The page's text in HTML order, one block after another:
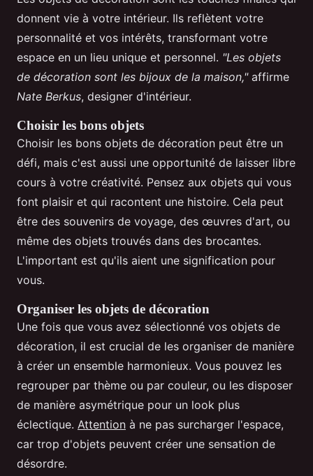
donnent vie à votre intérieur. Ils reflètent votre
personnalité et vos intérêts, transformant votre
espace en un lieu unique et personnel. "Les objets
de décoration sont les bijoux de la maison,"affirme
Nate Berkus, designer d'intérieur.
Choisir les bons objets
Choisir les bons objets de décoration peut être un
défi, mais c'est aussi une opportunité de laisser libre
cours à votre créativité. Pensez aux objets qui vous
font plaisir et qui racontent une histoire. Cela peut
être des souvenirs de voyage, des œuvres d'art, ou
même des objets trouvés dans des brocantes.
L'important est qu'ils aient une signification pour
vous.
Organiser les objets de décoration
Une fois que vous avez sélectionné vos objets de
décoration, il est crucial de les organiser de manière
à créer un ensemble harmonieux. Vous pouvez les
regrouper par thème ou par couleur, ou les disposer
de manière asymétrique pour un look plus
éclectique. Attention à ne pas surcharger l'espace,
car trop d'objets peuvent créer une sensation de
désordre.